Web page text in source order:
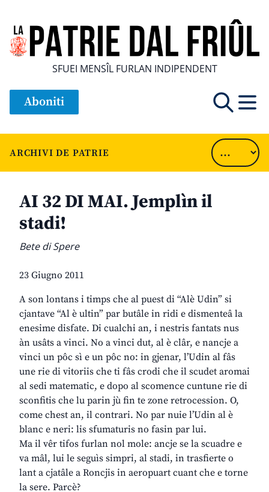
SFUEI MENSÎL FURLAN INDIPENDENT
Aboniti
ARCHIVI DE PATRIE
AI 32 DI MAI. Jemplìn il
stadi!
Bete di Spere
23 Giugno 2011
A son lontans i timps che al puest di “Alè Udin” si
cjantave “Al è ultin” par butâle in ridi e dismenteâ la
enesime disfate. Di cualchi an, i nestris fantats nus
àn usâts a vinci. No a vinci dut, al è clâr, e nancje a
vinci un pôc sì e un pôc no: in gjenar, l’Udin al fâs
une rie di vitoriis che ti fâs crodi che il scudet aromai
al sedi matematic, e dopo al scomence cuntune rie di
sconfitis che lu parin jù fin te zone retrocession. O,
come chest an, il contrari. No par nuie l’Udin al è
blanc e neri: lis sfumaturis no fasin par lui.
Ma il vêr tifos furlan nol mole: ancje se la scuadre e
va mâl, lui le seguìs simpri, al stadi, in trasfierte o
lant a cjatâle a Roncjis in aeropuart cuant che e torne
la sere. Parcè?